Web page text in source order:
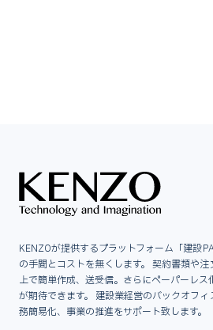
KENZOが提供するプラットフォーム「建設
の手間とコストを無くします。 契約書類や
上で簡単作成、送受信。さらにペーパーレ
が期待できます。 建設業経営のバックオフ
務簡易化、事業の推進をサポート致します。